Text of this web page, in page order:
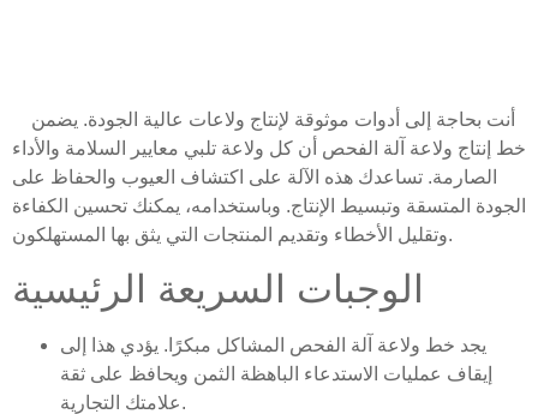
خط إنتاج ولاعة آلة الفحص أن كل ولاعة تلبي معايير السلامة والأداء
الصارمة. تساعدك هذه الآلة على اكتشاف العيوب والحفاظ على
الجودة المتسقة وتبسيط الإنتاج. وباستخدامه، يمكنك تحسين الكفاءة
وتقليل الأخطاء وتقديم المنتجات التي يثق بها المستهلكون.
الوجبات السريعة الرئيسية
يجد خط ولاعة آلة الفحص المشاكل مبكرًا. يؤدي هذا إلى
إيقاف عمليات الاستدعاء الباهظة الثمن ويحافظ على ثقة
علامتك التجارية.